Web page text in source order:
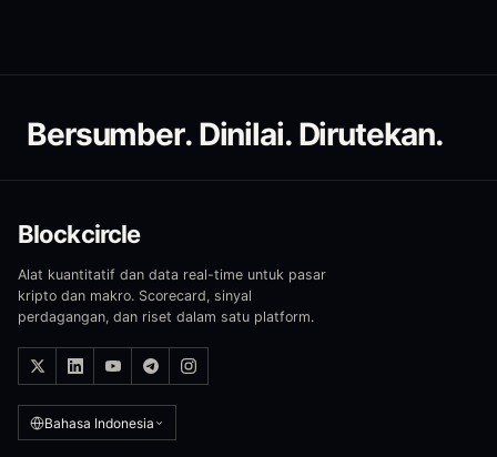
Bersumber. Dinilai. Dirutekan.
Blockcircle
Alat kuantitatif dan data real-time untuk pasar
kripto dan makro. Scorecard, sinyal
perdagangan, dan riset dalam satu platform.
Bahasa Indonesia